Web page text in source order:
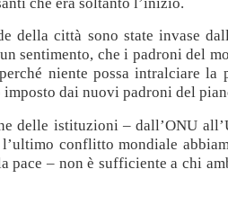
della città sono state invase
sentimento, che i padroni del
niente possa intralciare la
dai nuovi padroni del
delle istituzioni – dall’ONU
conflitto mondiale
pace – non è sufficiente a chi